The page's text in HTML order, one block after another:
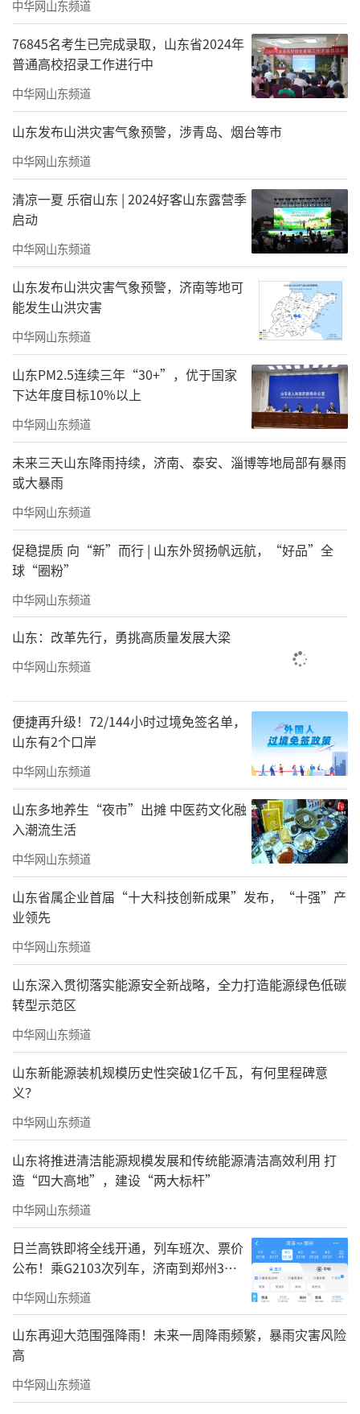
在刻画杨靖宇将军牺牲的经典场景时，我
更是倾注了大量心血。我翻阅了记载将军牺牲
瞬间的史料与影像，常见的描绘皆是将军背靠
大树、持枪还击。可结合史实细细推敲便会发
现，将军身高近一米九，身形高大挺拔，若单
纯背靠大树迎敌，无异于成为敌人显而易见的
靶子。我不禁思索，是将军此时身受重伤、体
力不支，不得已倚树作战？还是过往创作者欠
缺战场常识，致使画面偏离真实？基于对将军
智慧与血性的理解，我决意回避这一不符合战
场逻辑的状态。作为智勇双全的将领，杨靖宇
孤身与日寇周旋多日，身负大量物品、饥寒交
迫，依旧沉着应战，如何既贴合战场真实、彰
显将军的睿智果敢，又让画面构图完整、视觉
震撼，成为我反复琢磨的核心。与此同时，将
军在茫茫冰雪群山间策马飞奔、英武挺拔的造
型，也是我着力刻画的重点。那段时间，我整
个人沉浸在东北的风雪群山之中，身心仿佛都
置身于凛冽寒风、暴雪狂潮里，与将军烈马奔
腾的英雄形象融为一体。
画英雄，与画普通人截然不同。英雄要更
高、更大、更具震撼人心的力量与气概，要一
眼便能打动读者。因此在创作铁人王进喜与杨
笔下的人物，绝非平凡众生，而是顶天立地、
风骨凛然的英雄。他们自带英雄气魄，读者翻
开画面的第一眼，便能清晰感知到这些人物的
不凡，感受到穿越时空、直抵人心的英雄力
量。
无论是创作铁人王进喜，还是刻画杨靖宇
将军，两位英雄皆扎根于东北大地，而画东
北，便绕不开漫天暴风雪，画暴风雪，便离不
开极致的白。大自然天然造就的苍茫留白，恰
好为我的画面构图提供了极大便利，也留下了
中华网山东频道
76845名考生已完成录取，山东省2024年
普通高校招录工作进行中
中华网山东频道
山东发布山洪灾害气象预警，涉青岛、烟台等市
中华网山东频道
清凉一夏 乐宿山东 | 2024好客山东露营季
启动
中华网山东频道
山东发布山洪灾害气象预警，济南等地可
能发生山洪灾害
中华网山东频道
山东PM2.5连续三年“30+”，优于国家
下达年度目标10%以上
中华网山东频道
未来三天山东降雨持续，济南、泰安、淄博等地局部有暴雨
或大暴雨
中华网山东频道
促稳提质 向“新”而行 | 山东外贸扬帆远航，“好品”全
球“圈粉”
中华网山东频道
山东：改革先行，勇挑高质量发展大梁
中华网山东频道
便捷再升级！72/144小时过境免签名单，
山东有2个口岸
中华网山东频道
山东多地养生“夜市”出摊 中医药文化融
入潮流生活
中华网山东频道
山东省属企业首届“十大科技创新成果”发布，“十强”产
业领先
中华网山东频道
山东深入贯彻落实能源安全新战略，全力打造能源绿色低碳
转型示范区
中华网山东频道
山东新能源装机规模历史性突破1亿千瓦，有何里程碑意
义？
中华网山东频道
山东将推进清洁能源规模发展和传统能源清洁高效利用 打
造“四大高地”，建设“两大标杆”
中华网山东频道
日兰高铁即将全线开通，列车班次、票价
公布！乘G2103次列车，济南到郑州3小
时到达
中华网山东频道
山东再迎大范围强降雨！未来一周降雨频繁，暴雨灾害风险
高
中华网山东频道